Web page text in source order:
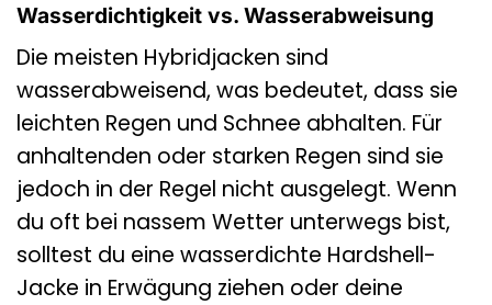
Wasserdichtigkeit vs. Wasserabweisung
Die meisten Hybridjacken sind
wasserabweisend, was bedeutet, dass sie
leichten Regen und Schnee abhalten. Für
anhaltenden oder starken Regen sind sie
jedoch in der Regel nicht ausgelegt. Wenn
du oft bei nassem Wetter unterwegs bist,
solltest du eine wasserdichte Hardshell-
Jacke in Erwägung ziehen oder deine